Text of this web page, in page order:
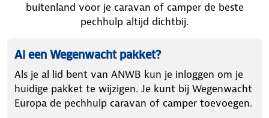
buitenland voor je caravan of camper de beste
pechhulp altijd dichtbij.
Al een Wegenwacht pakket?
Als je al lid bent van ANWB kun je inloggen om je
huidige pakket te wijzigen. Je kunt bij Wegenwacht
Europa de pechhulp caravan of camper toevoegen.